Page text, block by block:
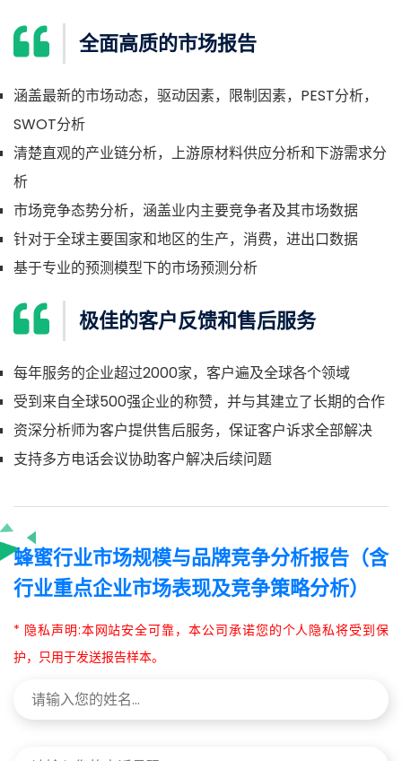
全面高质的市场报告
涵盖最新的市场动态，驱动因素，限制因素，PEST分析，
SWOT分析
清楚直观的产业链分析，上游原材料供应分析和下游需求分
析
市场竞争态势分析，涵盖业内主要竞争者及其市场数据
针对于全球主要国家和地区的生产，消费，进出口数据
基于专业的预测模型下的市场预测分析
极佳的客户反馈和售后服务
每年服务的企业超过2000家，客户遍及全球各个领域
受到来自全球500强企业的称赞，并与其建立了长期的合作
资深分析师为客户提供售后服务，保证客户诉求全部解决
支持多方电话会议协助客户解决后续问题
蜂蜜行业市场规模与品牌竞争分析报告（含
行业重点企业市场表现及竞争策略分析）
* 隐私声明:本网站安全可靠，本公司承诺您的个人隐私将受到保
护，只用于发送报告样本。